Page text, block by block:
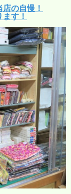
の自慢！
す！